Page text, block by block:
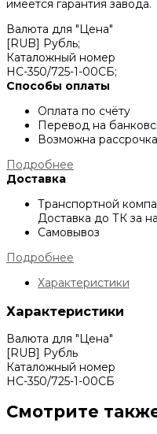
имеется гарантия завода.
Валюта для "Цена"
[RUB] Рубль;
Каталожный номер
НС-350/725-1-00СБ;
Способы оплаты
Оплата по счёту
Перевод на
Возможна
Подробнее
Доставка
Транспортной
Доставка до ТК за
Самовывоз
Подробнее
Характеристики
Характеристики
Валюта для "Цена"
[RUB] Рубль
Каталожный номер
НС-350/725-1-00СБ
Смотрите